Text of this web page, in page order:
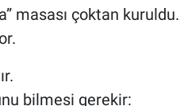
masası çoktan kuruldu.
bilmesi gerekir: